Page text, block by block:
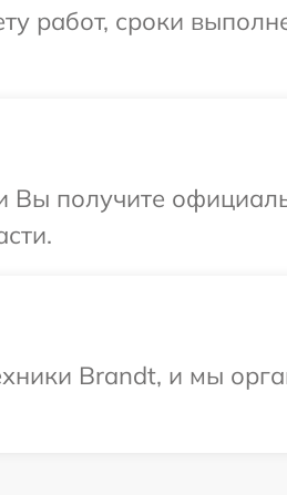
работ, сроки
Вы получите
Brandt, и мы